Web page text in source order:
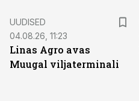
UUDISED
04.08.26, 11:23
Linas Agro avas
Muugal viljaterminali